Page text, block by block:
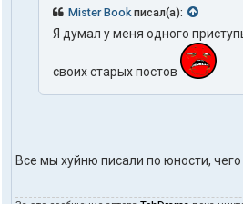
Mister Bookписал(а):
Я думал у меня одного
своих старых постов
Все мы хуйню писали по юности, чего